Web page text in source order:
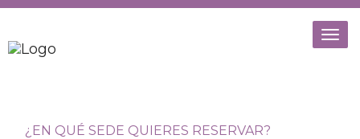
¿EN QUÉ SEDE QUIERES RESERVAR?